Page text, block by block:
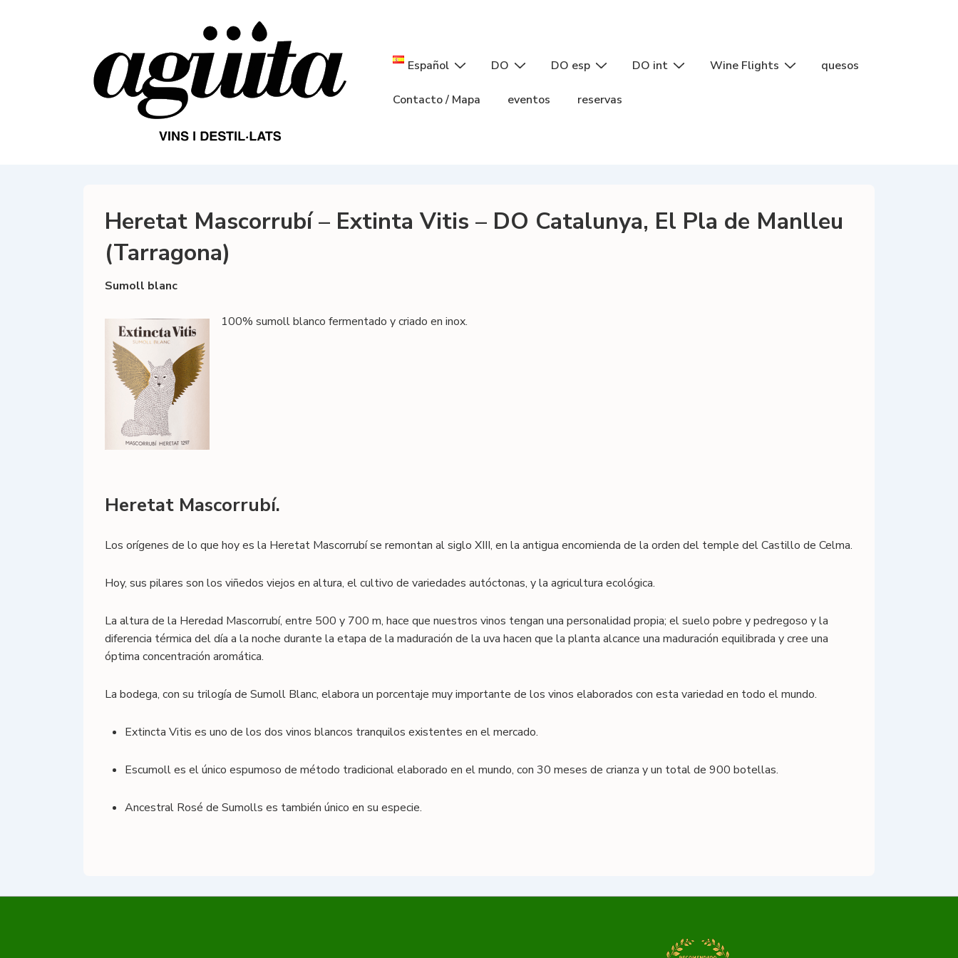
Navegación
principal
Español DO DO esp DO int Wine Flights quesos
Contacto / Mapa eventos reservas
Heretat Mascorrubí – Extinta Vitis – DO Catalunya, El Pla de Manlleu
(Tarragona)
Sumoll blanc
100% sumoll blanco fermentado y criado en inox.
Heretat Mascorrubí.
Los orígenes de lo que hoy es la Heretat Mascorrubí se remontan al siglo XIII, en la antigua encomienda de la orden del temple del Castillo de Celma.
Hoy, sus pilares son los viñedos viejos en altura, el cultivo de variedades autóctonas, y la agricultura ecológica.
La altura de la Heredad Mascorrubí, entre 500 y 700 m, hace que nuestros vinos tengan una personalidad propia; el suelo pobre y pedregoso y la
diferencia térmica del día a la noche durante la etapa de la maduración de la uva hacen que la planta alcance una maduración equilibrada y cree una
óptima concentración aromática.
La bodega, con su trilogía de Sumoll Blanc, elabora un porcentaje muy importante de los vinos elaborados con esta variedad en todo el mundo.
Extincta Vitis es uno de los dos vinos blancos tranquilos existentes en el mercado.
Escumoll es el único espumoso de método tradicional elaborado en el mundo, con 30 meses de crianza y un total de 900 botellas.
Ancestral Rosé de Sumolls es también único en su especie.